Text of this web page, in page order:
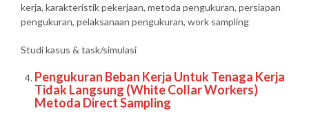
kerja, karakteristik pekerjaan, metoda pengukuran, persiapan
pengukuran, pelaksanaan pengukuran, work sampling
Studi kasus & task/simulasi
Pengukuran Beban Kerja Untuk Tenaga Kerja
Tidak Langsung (White Collar Workers)
Metoda Direct Sampling